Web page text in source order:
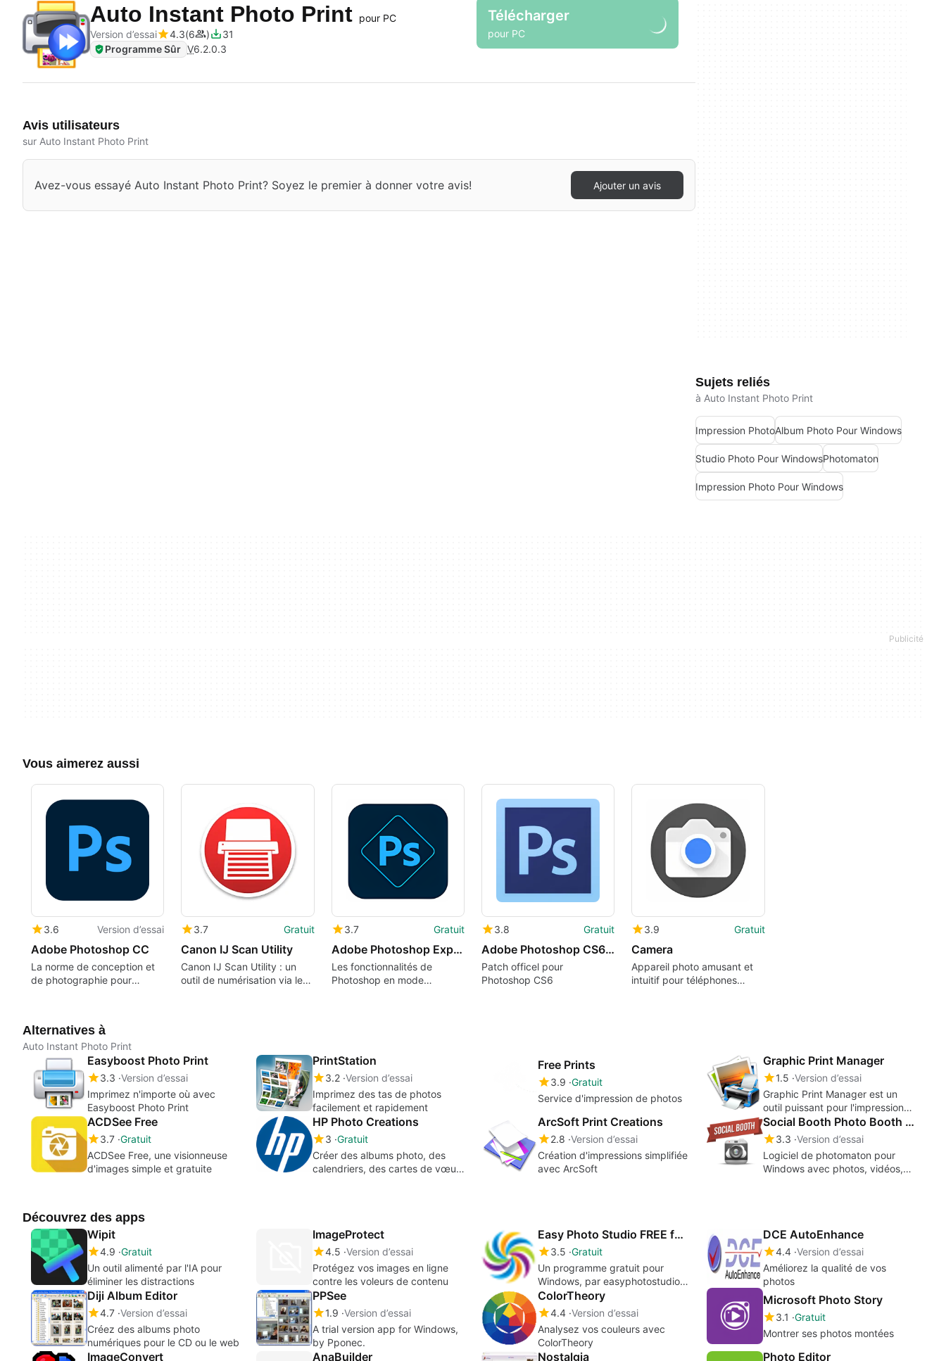
Auto Instant Photo Print pour PC
Version d’essai
4.3 6
31
Programme Sûr V6.2.0.3
Télécharger
pour PC
Avis utilisateurs
sur Auto Instant Photo Print
Avez-vous essayé Auto Instant Photo Print? Soyez le premier à donner votre avis! Ajouter un avis
Sujets reliés
à Auto Instant Photo Print
Impression PhotoAlbum Photo Pour Windows
Studio Photo Pour WindowsPhotomaton
Impression Photo Pour Windows
Vous aimerez aussi
3.6 Version d’essai
Adobe Photoshop CC
La norme de conception et
de photographie pour
3.7 Gratuit
Canon IJ Scan Utility
Canon IJ Scan Utility : un
outil de numérisation via les
3.7 Gratuit
Adobe Photoshop Express for Windows 10
Les fonctionnalités de
Photoshop en mode
3.8 Gratuit
Adobe Photoshop CS6 update
Patch officel pour
Photoshop CS6
3.9 Gratuit
Camera
Appareil photo amusant et
intuitif pour téléphones
Alternatives à
Auto Instant Photo Print
Easyboost Photo Print
3.3 Version d’essai
Imprimez n'importe où avec
Easyboost Photo Print
PrintStation
3.2 Version d’essai
Imprimez des tas de photos
facilement et rapidement
Free Prints
3.9 Gratuit
Service d'impression de photos
Graphic Print Manager
1.5 Version d’essai
Graphic Print Manager est un
outil puissant pour l'impression
de photos, qui vous permet
d'imprimer de nombreuses
photos en un seul clic.
ACDSee Free
3.7 Gratuit
ACDSee Free, une visionneuse
d'images simple et gratuite
HP Photo Creations
3 Gratuit
Créer des albums photo, des
calendriers, des cartes de vœux
ArcSoft Print Creations
2.8 Version d’essai
Création d'impressions simplifiée
avec ArcSoft
Social Booth Photo Booth Software for Windows
3.3 Version d’essai
Logiciel de photomaton pour
Windows avec photos, vidéos,
Découvrez des apps
Wipit
4.9 Gratuit
Un outil alimenté par l'IA pour
éliminer les distractions
ImageProtect
4.5 Version d’essai
Protégez vos images en ligne
contre les voleurs de contenu
Easy Photo Studio FREE for Windows
3.5 Gratuit
Un programme gratuit pour
Windows, par easyphotostudio-
com.
DCE AutoEnhance
4.4 Version d’essai
Améliorez la qualité de vos
photos
Diji Album Editor
4.7 Version d’essai
Créez des albums photo
numériques pour le CD ou le web
PPSee
1.9 Version d’essai
A trial version app for Windows,
by Pponec.
ColorTheory
4.4 Version d’essai
Analysez vos couleurs avec
ColorTheory
Microsoft Photo Story
3.1 Gratuit
Montrer ses photos montées
ImageConvert AnaBuilder Nostalgia Photo Editor